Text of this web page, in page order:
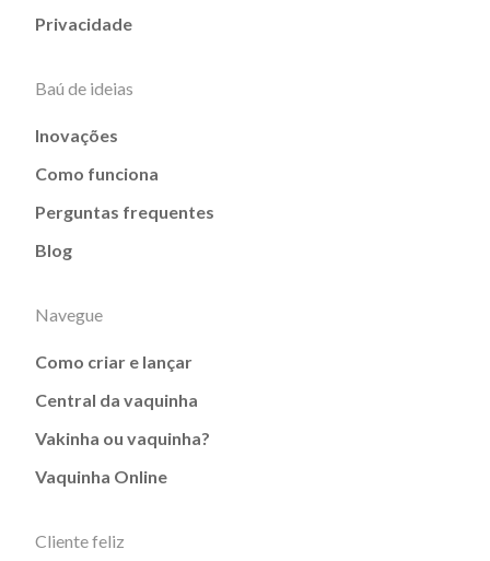
Privacidade
Baú de ideias
Inovações
Como funciona
Perguntas frequentes
Blog
Navegue
Como criar e lançar
Central da vaquinha
Vakinha ou vaquinha?
Vaquinha Online
Cliente feliz